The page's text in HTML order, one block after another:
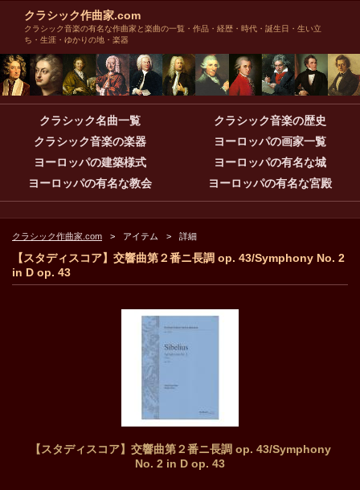
クラシック作曲家.com
クラシック音楽の有名な作曲家と楽曲の一覧・作品・経歴・時代・誕生日・生い立
ち・生涯・ゆかりの地・楽器
クラシック名曲一覧
クラシック音楽の歴史
クラシック音楽の楽器
ヨーロッパの画家一覧
ヨーロッパの建築様式
ヨーロッパの有名な城
ヨーロッパの有名な教会
ヨーロッパの有名な宮殿
クラシック作曲家.com アイテム 詳細
【スタディスコア】交響曲第２番ニ長調 op. 43/Symphony No. 2
in D op. 43
【スタディスコア】交響曲第２番ニ長調 op. 43/Symphony
No. 2 in D op. 43